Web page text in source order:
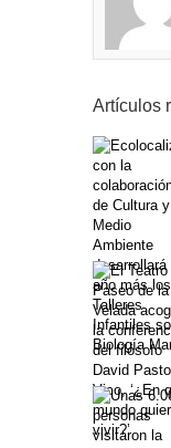
Artículos